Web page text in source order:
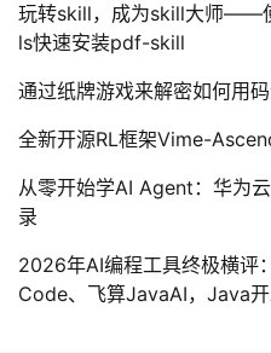
玩转skill，成为skill大师——
ls快速安装pdf-skill
通过纸牌游戏来解密如何用
全新开源RL框架Vime-
从零开始学AI Agent：华为
录
2026年AI编程工具终极横
Code、飞算JavaAI，Java开